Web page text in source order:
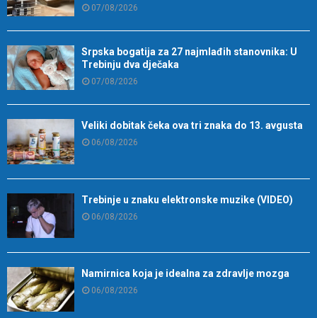
07/08/2026
Srpska bogatija za 27 najmlađih stanovnika: U
Trebinju dva dječaka
07/08/2026
Veliki dobitak čeka ova tri znaka do 13. avgusta
06/08/2026
Trebinje u znaku elektronske muzike (VIDEO)
06/08/2026
Namirnica koja je idealna za zdravlje mozga
06/08/2026